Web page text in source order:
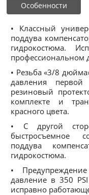
Особенности
• Классный
поддува
гидрокостюма.
профессиональном
• Резьба «3/8
давления первой
резиновый
комплекте и
красного цвета.
• С другой
быстросъемное
поддува
гидрокостюма.
•
давление в 350
исправно